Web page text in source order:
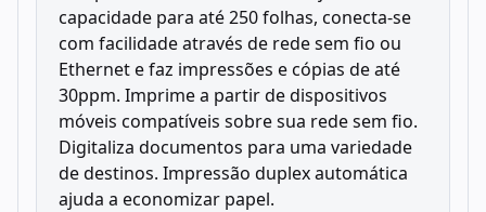
capacidade para até 250 folhas, conecta-se
com facilidade através de rede sem fio ou
Ethernet e faz impressões e cópias de até
30ppm. Imprime a partir de dispositivos
móveis compatíveis sobre sua rede sem fio.
Digitaliza documentos para uma variedade
de destinos. Impressão duplex automática
ajuda a economizar papel.